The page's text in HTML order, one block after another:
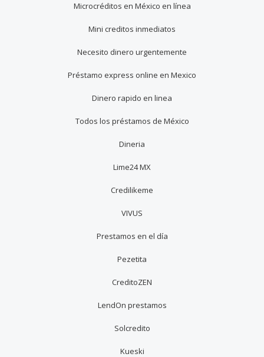
Microcréditos en México en línea
Mini creditos inmediatos
Necesito dinero urgentemente
Préstamo express online en Mexico
Dinero rapido en linea
Todos los préstamos de México
Dineria
Lime24 MX
Credilikeme
VIVUS
Prestamos en el día
Pezetita
CreditoZEN
LendOn prestamos
Solcredito
Kueski